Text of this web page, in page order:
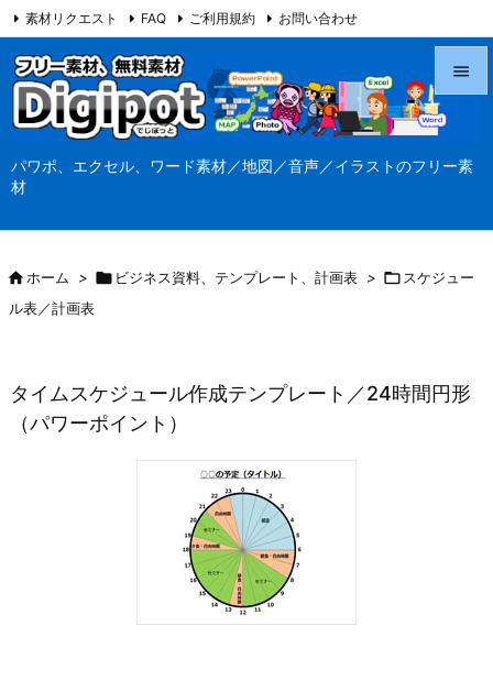
パワポ、エクセル、ワード素材／地図／音声／イラストのフリー素
材




素材リクエスト FAQ ご利用規約 お問い合わせ
当サイト（Digipot.net）について
ホーム >  ビジネス資料、テンプレート、計画表 >  スケジュー
ル表／計画表
タイムスケジュール作成テンプレート／24時間円形
（パワーポイント）